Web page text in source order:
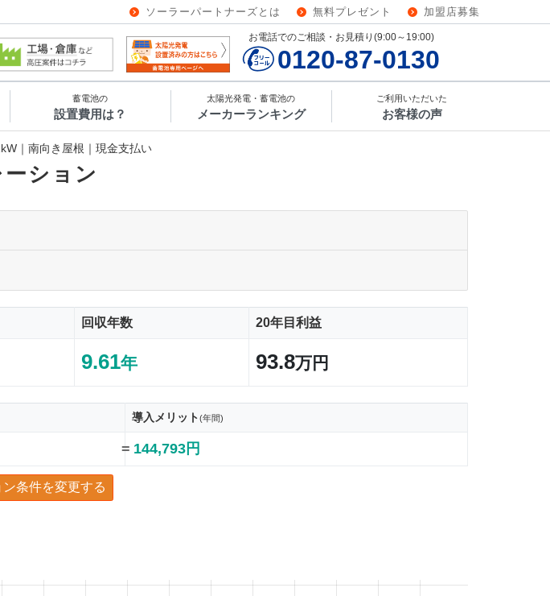
ソーラーパートナーズとは 無料プレゼント 加盟店募集
お電話でのご相談・お見積り(9:00～19:00)
0120-87-0130
蓄電池の
設置費用は？
太陽光発電・蓄電池の
メーカーランキング
ご利用いただいた
お客様の声
｜南向き屋根｜現金支払い
ション
回収年数 20年目利益
9.61年 93.8万円
導入メリット(年間)
= 144,793円
条件を変更する